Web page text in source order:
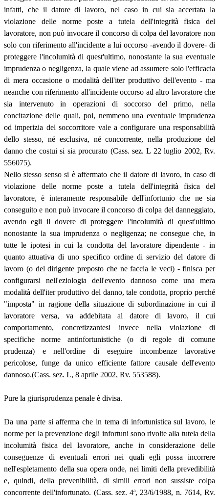
infatti, che il datore di lavoro, nel caso in cui sia accertata la
violazione delle norme poste a tutela dell'integrità fisica del
lavoratore, non può invocare il concorso di colpa del lavoratore non
solo con riferimento all'incidente a lui occorso -avendo il dovere- di
proteggere l'incolumità di quest'ultimo, nonostante la sua eventuale
imprudenza o negligenza, la quale viene ad assumere solo l'efficacia
di mera occasione o modalità dell'iter produttivo dell'evento - ma
neanche con riferimento all'incidente occorso ad altro lavoratore che
sia intervenuto in operazioni di soccorso del primo, nella
concitazione delle quali, poi, nemmeno una eventuale imprudenza
od imperizia del soccorritore vale a configurare una responsabilità
dello stesso, né esclusiva, né concorrente, nella produzione del
danno che costui si sia procurato (Cass. sez. L 22 luglio 2002, Rv.
556075).
Nello stesso senso si è affermato che il datore di lavoro, in caso di
violazione delle norme poste a tutela dell'integrità fisica del
lavoratore, è interamente responsabile dell'infortunio che ne sia
conseguito e non può invocare il concorso di colpa del danneggiato,
avendo egli il dovere di proteggere l'incolumità di quest'ultimo
nonostante la sua imprudenza o negligenza; ne consegue che, in
tutte le ipotesi in cui la condotta del lavoratore dipendente - in
quanto attuativa di uno specifico ordine di servizio del datore di
lavoro (o del dirigente preposto che ne faccia le veci) - finisca per
configurarsi nell'eziologia dell'evento dannoso come una mera
modalità dell'iter produttivo del danno, tale condotta, proprio perché
"imposta" in ragione della situazione di subordinazione in cui il
lavoratore versa, va addebitata al datore di lavoro, il cui
comportamento, concretizzantesi invece nella violazione di
specifiche norme antinfortunistiche (o di regole di comune
prudenza) e nell'ordine di eseguire incombenze lavorative
pericolose, funge da unico efficiente fattore causale dell'evento
dannoso.(Cass. sez. L, 8 aprile 2002, Rv. 553588).
Pure la giurisprudenza penale è divisa.
Da una parte si afferma che in tema di infortunistica sul lavoro, le
norme per la prevenzione degli infortuni sono rivolte alla tutela della
incolumità fisica del lavoratore, anche in considerazione delle
conseguenze di eventuali errori nei quali egli possa incorrere
nell'espletamento della sua opera onde, nei limiti della prevedibilità
e, quindi, della prevenibilità, di simili errori non sussiste colpa
concorrente dell'infortunato. (Cass. sez. 4ª, 23/6/1988, n. 7614, Rv.